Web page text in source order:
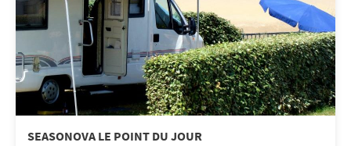
SEASONOVA LE POINT DU JOUR